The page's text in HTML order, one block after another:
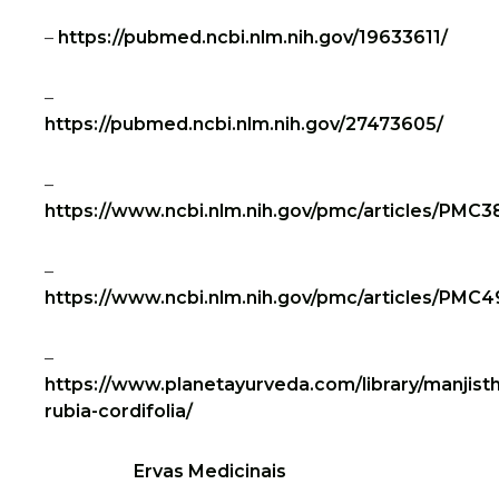
– https://pubmed.ncbi.nlm.nih.gov/19633611/
–
https://pubmed.ncbi.nlm.nih.gov/27473605/
–
https://www.ncbi.nlm.nih.gov/pmc/articles/
–
https://www.ncbi.nlm.nih.gov/pmc/articles/
–
https://www.planetayurveda.com/library/
rubia-cordifolia/
Ervas Medicinais